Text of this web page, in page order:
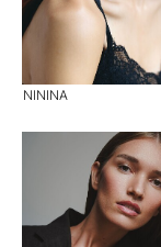
NININA